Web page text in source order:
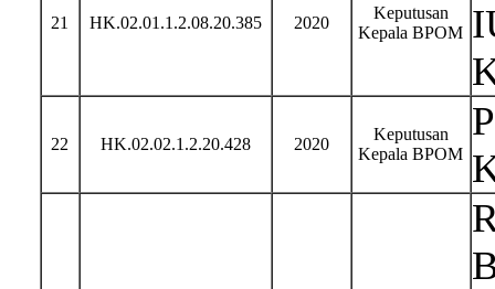
21 HK.02.01.1.2.08.20.385 2020
Keputusan
Kepala BPOM
22 HK.02.02.1.2.20.428 2020
Keputusan
Kepala BPOM